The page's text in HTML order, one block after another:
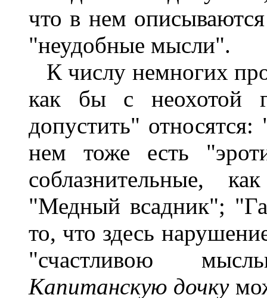
что в нем
"неудобные мысли".
К числу немногих
как бы с неохотой
допустить"
нем тоже есть
соблазнительные,
"Медный всадник";
то, что здесь
"счастливою
Капитанскую дочку